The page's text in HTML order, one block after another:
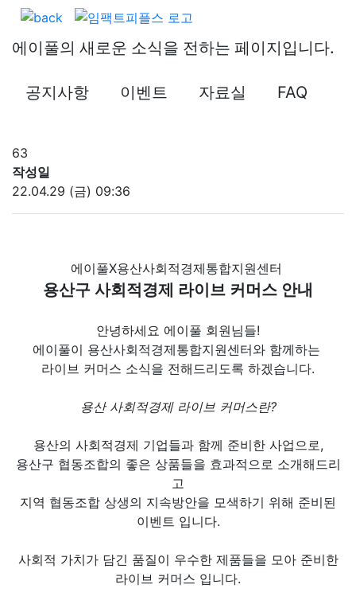
공지사항
에이풀의 새로운 소식을 전하는 페이지입니다.
공지사항 이벤트 자료실 FAQ
63
작성일
22.04.29 (금) 09:36
에이풀X용산사회적경제통합지원센터
용산구 사회적경제 라이브 커머스 안내
안녕하세요 에이풀 회원님들!
에이풀이 용산사회적경제통합지원센터와 함께하는
라이브 커머스 소식을 전해드리도록 하겠습니다.
용산 사회적경제 라이브 커머스란?
용산의 사회적경제 기업들과 함께 준비한 사업으로,
용산구 협동조합의 좋은 상품들을 효과적으로 소개해드리
고
지역 협동조합 상생의 지속방안을 모색하기 위해 준비된
이벤트 입니다.
사회적 가치가 담긴 품질이 우수한 제품들을 모아 준비한
라이브 커머스 입니다.